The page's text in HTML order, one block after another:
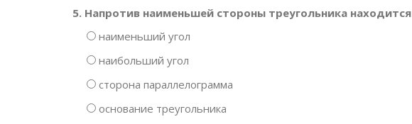
5. Напротив наименьшей стороны треугольника находится
наименьший угол
наибольший угол
сторона параллелограмма
основание треугольника